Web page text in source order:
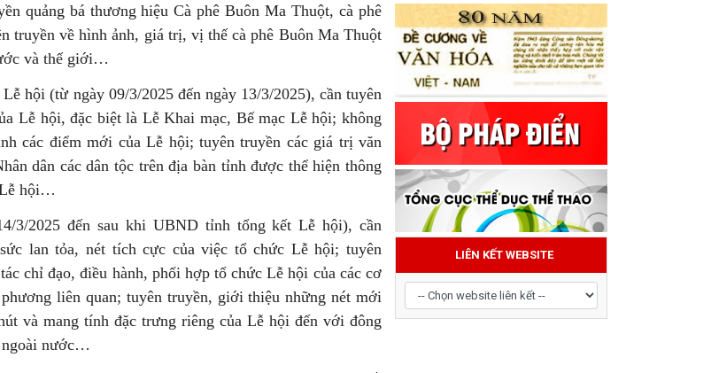
quảng bá thương hiệu Cà phê Buôn Ma Thuột, cà phê
truyền về hình ảnh, giá trị, vị thế cà phê Buôn Ma Thuột
và thế giới…
hội (từ ngày 09/3/2025 đến ngày 13/3/2025), cần tuyên
Lễ hội, đặc biệt là Lễ Khai mạc, Bế mạc Lễ hội; không
các điểm mới của Lễ hội; tuyên truyền các giá trị văn
dân các dân tộc trên địa bàn tỉnh được thể hiện thông
Lễ hội…
3/2025 đến sau khi UBND tỉnh tổng kết Lễ hội), cần
lan tỏa, nét tích cực của việc tổ chức Lễ hội; tuyên
chỉ đạo, điều hành, phối hợp tổ chức Lễ hội của các cơ
liên quan; tuyên truyền, giới thiệu những nét mới
và mang tính đặc trưng riêng của Lễ hội đến với đông
ngoài nước…
LIÊN KẾT WEBSITE